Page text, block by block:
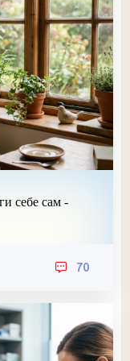
себе сам -
70